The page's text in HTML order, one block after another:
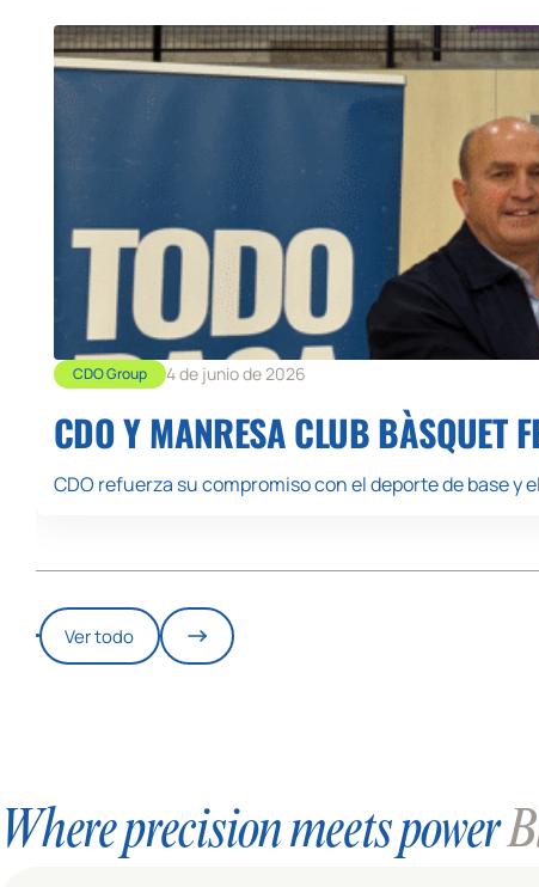
CDO Group 4 de junio de 2026
CDO Y MANRESA CLUB BÀSQUET
CDO refuerza su compromiso con el deporte de base
Ver todo
Where precision meets power